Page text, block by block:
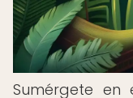
Sumérgete